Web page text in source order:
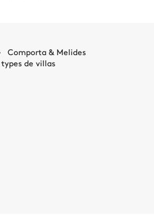
Comporta & Melides
de villas